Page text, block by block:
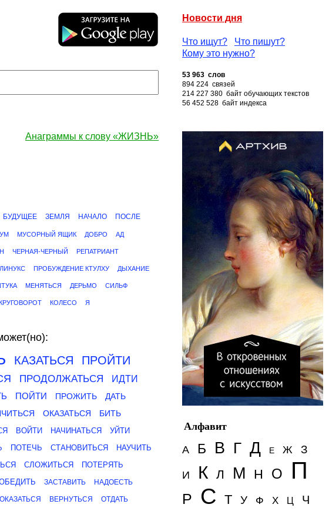
Новости дня
Что ищут?
Что пишут?
Кому это нужно?
53 963 слов
894 224 связей
214 227 380 байт обучающих текстов
56 452 528 байт индекса
Анаграммы к слову «ЖИЗНЬ»
БУДУЩЕЕ ЗЕМЛЯ НАЧАЛО ПОСЛЕ
МУСОРНЫЙ ЯЩИК ДОБРО АД
ЧЕРНАЯ-ЧЕРНЫЙ РЕПАТРИАНТ
ЛИНУКС ПРОБУЖДЕНИЕ КТУЛХУ ДЫХАНИЕ
МЕНЯТЬСЯ ДЕРЬМО СИЛЬФ
КРУГОВОРОТ КОЛЕСО Я
КАЗАТЬСЯ ПРОЙТИ
ПРОДОЛЖАТЬСЯ
ИДТИ
ПОЙТИ ПРОЖИТЬ
ДАТЬ
ОКАЗАТЬСЯ БИТЬ
ВОЙТИ НАЧИНАТЬСЯ
УЙТИ
ПОТЕЧЬ СТАНОВИТЬСЯ
НАУЧИТЬ
СЛОЖИТЬСЯ
ПОТЕРЯТЬ
ЗАСТАВИТЬ НАДОЕСТЬ
ВЕРНУТЬСЯ ОТДАТЬ
Алфавит
А
Б В Г Д Е Ж З
И К Л М Н О П
Р С Т У Ф Х Ц Ч